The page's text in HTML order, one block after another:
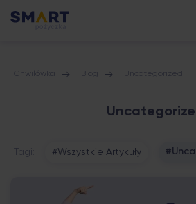
Chwilówka Blog Uncategorized
Tagi: #Wszystkie Artykuły